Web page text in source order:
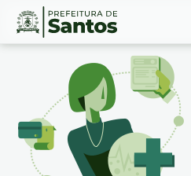
Ir
Conteúdo